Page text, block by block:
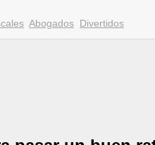
Abogados Divertidos